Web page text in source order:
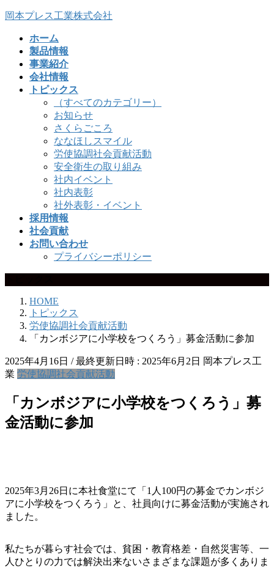
コ
ナ
岡本プレス工業株式会社
ホーム
製品情報
事業紹介
会社情報
トピックス
（すべてのカテゴリー）
お知らせ
さくらごころ
ななほしスマイル
労使協調社会貢献活動
安全衛生の取り組み
社内イベント
社内表彰
社外表彰・イベント
採用情報
社会貢献
お問い合わせ
プライバシーポリシー
HOME
トピックス
労使協調社会貢献活動
「カンボジアに小学校をつくろう」募金活動に参加
2025年4月16日 / 最終更新日時 : 2025年6月2日 岡本プレス工
業 労使協調社会貢献活動
「カンボジアに小学校をつくろう」募
金活動に参加
2025年3月26日に本社食堂にて「1人100円の募金でカンボジ
アに小学校をつくろう」と、社員向けに募金活動が実施され
ました。
私たちが暮らす社会では、貧困・教育格差・自然災害等、一
人ひとりの力では解決出来ないさまざまな課題が多くありま